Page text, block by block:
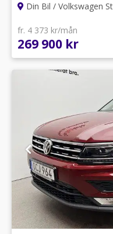
Din Bil / Volkswagen
fr. 4 373 kr/mån
269 900 kr